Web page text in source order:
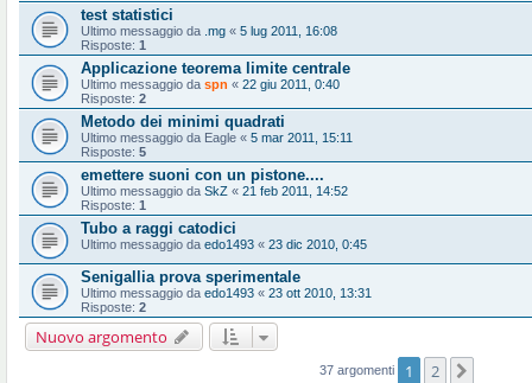
test statistici
Ultimo messaggio da .mg « 5 lug 2011, 16:08
Risposte: 1
Applicazione teorema limite centrale
Ultimo messaggio da spn « 22 giu 2011, 0:40
Risposte: 2
Metodo dei minimi quadrati
Ultimo messaggio da Eagle « 5 mar 2011, 15:11
Risposte: 5
emettere suoni con un pistone....
Ultimo messaggio da SkZ « 21 feb 2011, 14:52
Risposte: 1
Tubo a raggi catodici
Ultimo messaggio da edo1493 « 23 dic 2010, 0:45
Senigallia prova sperimentale
Ultimo messaggio da edo1493 « 23 ott 2010, 13:31
Risposte: 2
Nuovo argomento
37 argomenti 1 2